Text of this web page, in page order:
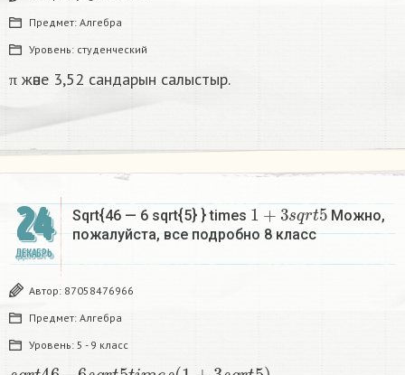
Предмет: Алгебра
Уровень: студенческий
π және 3,52 сандарын салыстыр.
24
ДЕКАБРЬ
Sqrt{46 — 6 sqrt{5} } times
1+3sqrt5
Можно,
пожалуйста, все подробно 8 класс​
Автор: 87058476966
Предмет: Алгебра
Уровень: 5 - 9 класс
46 6 5 (1 sq )